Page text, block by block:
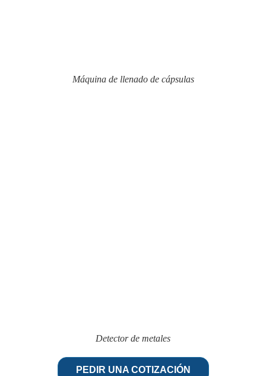
Máquina de llenado de cápsulas
Detector de metales
PEDIR UNA COTIZACIÓN